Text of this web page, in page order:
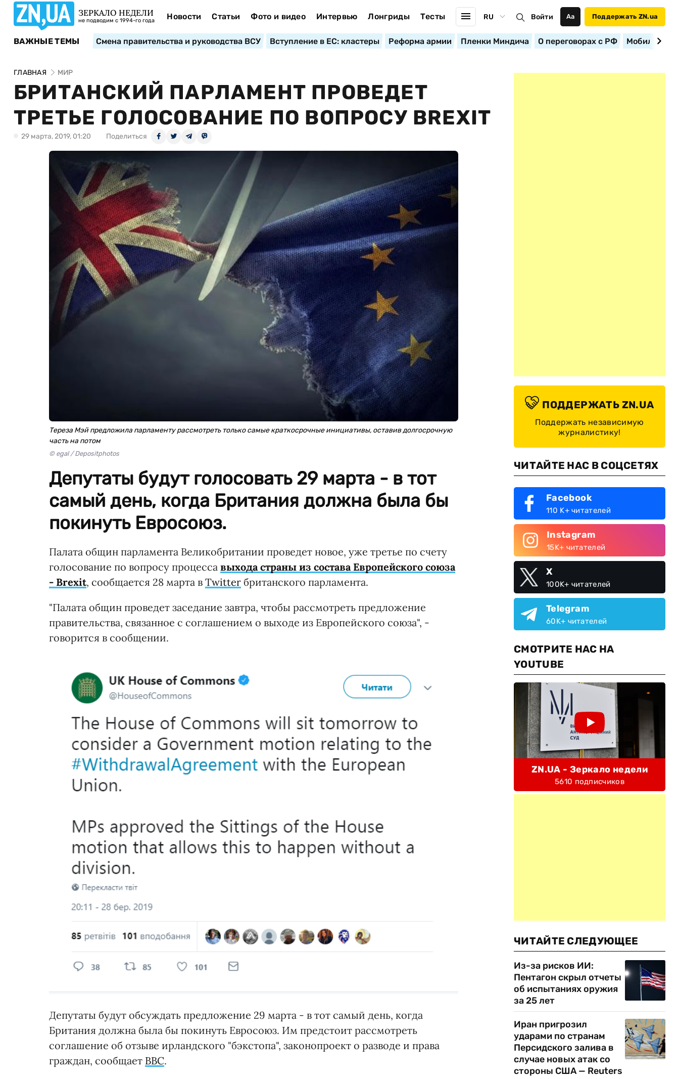
ЗЕРКАЛО НЕДЕЛИ
не подводим с 1994-го года Новости Статьи Фото и видео Интервью Лонгриды Тесты RU Войти Аа Поддержать ZN.ua
ВАЖНЫЕ ТЕМЫ Смена правительства и руководства ВСУ Вступление в ЕС: кластеры Реформа армии Пленки Миндича О переговорах с РФ
ГЛАВНАЯ МИР
БРИТАНСКИЙ ПАРЛАМЕНТ ПРОВЕДЕТ
ТРЕТЬЕ ГОЛОСОВАНИЕ ПО ВОПРОСУ BREXIT
29 марта, 2019, 01:20 Поделиться
Тереза Мэй предложила парламенту рассмотреть только самые краткосрочные инициативы, оставив долгосрочную
часть на потом
© egal / Depositphotos
Депутаты будут голосовать 29 марта - в тот
самый день, когда Британия должна была бы
покинуть Евросоюз.
Палата общин парламента Великобритании проведет новое, уже третье по счету
голосование по вопросу процесса выхода страны из состава Европейского союза
- Brexit, сообщаетcя 28 марта в Twitter британского парламента.
"Палата общин проведет заседание завтра, чтобы рассмотреть предложение
правительства, связанное с соглашением о выходе из Европейского союза", -
говорится в сообщении.
Депутаты будут обсуждать предложение 29 марта - в тот самый день, когда
Британия должна была бы покинуть Евросоюз. Им предстоит рассмотреть
соглашение об отзыве ирландского "бэкстопа", законопроект о разводе и права
граждан, сообщает BBC.
ПОДДЕРЖАТЬ ZN.UA
Поддержать независимую
журналистику!
ЧИТАЙТЕ НАС В СОЦСЕТЯХ
Facebook
110 K+ читателей
Instagram
15K+ читателей
X
100K+ читателей
Telegram
60K+ читателей
СМОТРИТЕ НАС НА
YOUTUBE
ZN.UA - Зеркало недели
5610 подписчиков
ЧИТАЙТЕ СЛЕДУЮЩЕЕ
Из-за рисков ИИ:
Пентагон скрыл отчеты
об испытаниях оружия
за 25 лет
Иран пригрозил
ударами по странам
Персидского залива в
случае новых атак со
стороны США — Reuters